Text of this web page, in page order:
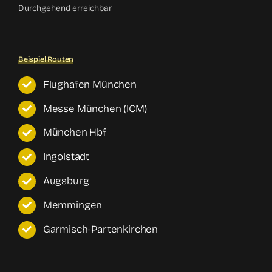
Durchgehend erreichbar
Beispiel Routen
Flughafen München
Messe München (ICM)
München Hbf
Ingolstadt
Augsburg
Memmingen
Garmisch-Partenkirchen